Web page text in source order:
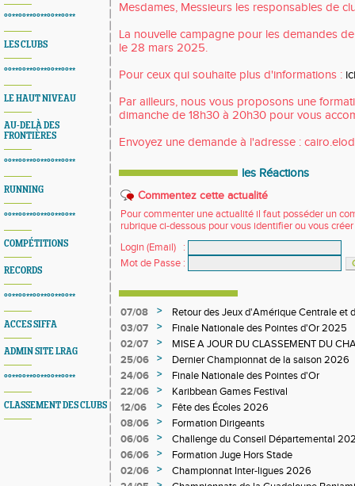
°°**°°**°°**°°**°°**
LES CLUBS
°°**°°**°°**°°**°°**
LE HAUT NIVEAU
AU-DELÀ DES
FRONTIÈRES
°°**°°**°°**°°**°°**
RUNNING
°°**°°**°°**°°**°°**
COMPÉTITIONS
RECORDS
°°**°°**°°**°°**°°**
ACCES SIFFA
ADMIN SITE LRAG
°°**°°**°°**°°**°°**
CLASSEMENT DES CLUBS
Mesdames, Messieurs les responsables de
La nouvelle campagne pour les demandes
le 28 mars 2025.
Pour ceux qui souhaite plus d'informations :
Par ailleurs, nous vous proposons une
dimanche de 18h30 à 20h30 pour vous
Envoyez une demande à l'adresse :
les Réactions
Commentez cette actualité
Pour commenter une actualité il faut posséder un
rubrique ci-dessous pour vous identifier ou vous
Login (Email)
:
Mot de Passe :
07/08 >
Retour des Jeux d'Amérique Centrale et
03/07
>
Finale Nationale des Pointes d'Or 2025
02/07
>
MISE A JOUR DU CLASSEMENT DU
DEPARTEMENTAL
25/06 >
Dernier Championnat de la saison 2026
24/06
>
Finale Nationale des Pointes d'Or
22/06
>
Karibbean Games Festival
12/06
>
Fête des Écoles 2026
08/06
>
Formation Dirigeants
06/06
>
Challenge du Conseil Départemental
06/06
>
Formation Juge Hors Stade
02/06
>
Championnat Inter-ligues 2026